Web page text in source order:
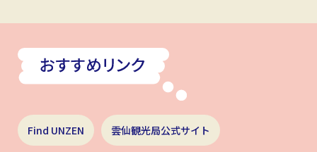
Find UNZEN 雲仙観光局公式サイト